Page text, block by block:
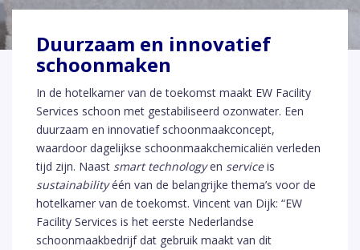
Duurzaam en innovatief
schoonmaken
In de hotelkamer van de toekomst maakt EW Facility
Services schoon met gestabiliseerd ozonwater. Een
duurzaam en innovatief schoonmaakconcept,
waardoor dagelijkse schoonmaakchemicaliën verleden
tijd zijn. Naast smart technologyen serviceis
sustainabilityéén van de belangrijke thema’s voor de
hotelkamer van de toekomst. Vincent van Dijk: “EW
Facility Services is het eerste Nederlandse
schoonmaakbedrijf dat gebruik maakt van dit